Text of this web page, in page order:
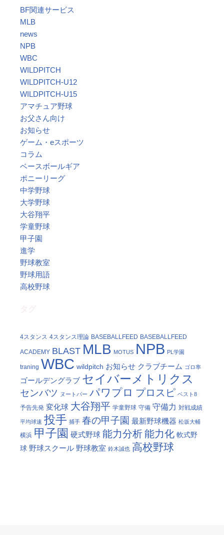
BF関連サービス
MLB
news
NPB
WBC
WILDPITCH
WILDPITCH-U12
WILDPITCH-U15
アマチュア野球
お父さん向け
お知らせ
ゲーム・eスポーツ
コラム
ベースボールギア
ポニーリーグ
中学野球
大学野球
大谷翔平
学童野球
甲子園
進学
野球教室
野球用語
高校野球
4スタンス 4スタンス理論 BASEBALLFEED BASEBALLFEED
ACADEMY BLAST MLB MOTUS NPB PL学園
traning WBC wildpitch お知らせ クラブチーム ゴロ率
ゴールデングラブ セイバーメトリクス
センバツ ヌートバー パワプロ プロスピ ベスト8
予告先発 変化球 大谷翔平 学童野球 守備 守備力 対戦成績
平均球速 投手 捕手 春の甲子園 最新野球機器 松坂大輔
横浜 甲子園 硬式野球 能力分析能力化 軟式野
球 野球スクール 野球教室 鈴木誠也 高校野球